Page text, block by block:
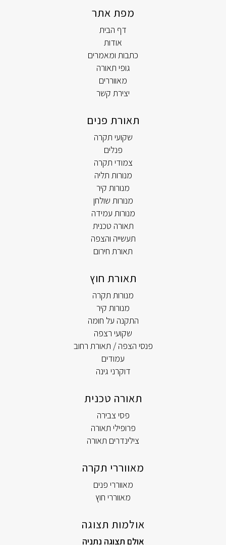
מפת אתר
דף הבית
אודות
כתבות ומאמרים
גופי תאורה
מאווררים
יצירת קשר
תאורת פנים
שקועי תקרה
פנלים
צמודי תקרה
מנורות תליה
מנורות קיר
מנורות שולחן
מנורות עמידה
תאורה טכנית
תעשייה והצפה
תאורת חירום
תאורת חוץ
מנורות תקרה
מנורות קיר
התקנה על חומה
שקועי רצפה
פנסי הצפה / תאורת רחוב
עמודים
דוקרני גינה
תאורה טכנית
פסי צבירה
פרופילי תאורה
צילינדרים תאורה
מאווררי תקרה
מאווררי פנים
מאווררי חוץ
אולמות תצוגה
אולם תצוגה נתניה